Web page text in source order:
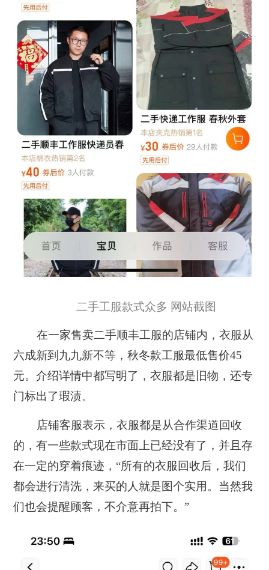
二手工服款式众多 网站截图
在一家售卖二手顺丰工服的店铺内，衣服从
六成新到九九新不等，秋冬款工服最低售价45
元。介绍详情中都写明了，衣服都是旧物，还专
门标出了瑕渍。
店铺客服表示，衣服都是从合作渠道回收
的，有一些款式现在市面上已经没有了，并且存
在一定的穿着痕迹，“所有的衣服回收后，我们
都会进行清洗，来买的人就是图个实用。当然我
们也会提醒顾客，不介意再拍下。”